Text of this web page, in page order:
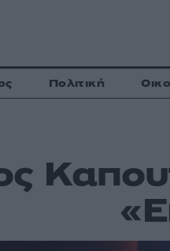
Πολιτική